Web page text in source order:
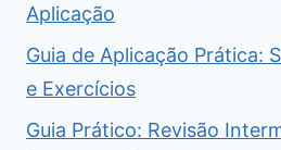
Aplicação
Guia de Aplicação Prática:
e Exercícios
Guia Prático: Revisão